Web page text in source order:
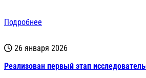
Подробнее
26 января 2026
Реализован первый этап